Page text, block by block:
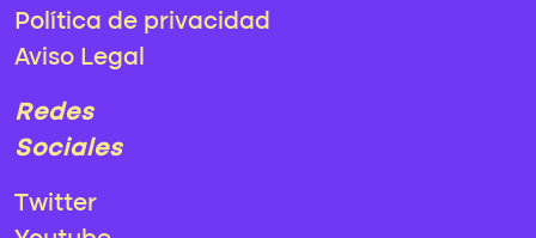
Política de privacidad
Aviso Legal
Redes
Sociales
Twitter